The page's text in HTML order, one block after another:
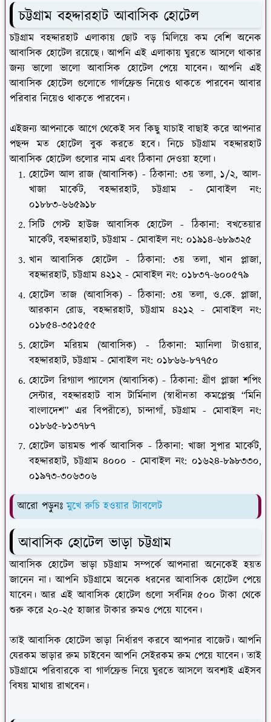
চট্টগ্রাম বহদ্দারহাট আবাসিক হোটেল
চট্টগ্রাম বহদ্দারহাট এলাকায় ছোট বড় মিলিয়ে কম বেশি অনেক
আবাসিক হোটেল রয়েছে। আপনি এই এলাকায় ঘুরতে আসলে থাকার
জন্য ভালো ভালো আবাসিক হোটেল পেয়ে যাবেন। আপনি এই
আবাসিক হোটেল গুলোতে গার্লফ্রেন্ড নিয়েও থাকতে পারবেন আবার
পরিবার নিয়েও থাকতে পারবেন।
এইজন্য আপনাকে আগে থেকেই সব কিছু যাচাই বাছাই করে আপনার
পছন্দ মত হোটেল বুক করতে হবে। নিচে চট্টগ্রাম বহদ্দারহাট
আবাসিক হোটেল গুলোর নাম এবং ঠিকানা দেওয়া হলো।
হোটেল আল রাজ (আবাসিক) - ঠিকানা: ৩য় তলা, ১/২, আল-
খাজা মার্কেট, বহদ্দারহাট, চট্টগ্রাম - মোবাইল নং:
০১৮৮৩-৬৬৫৯১৮
সিটি গেস্ট হাউজ আবাসিক হোটেল - ঠিকানা: বখতেয়ার
মার্কেট, বহদ্দারহাট, চট্টগ্রাম - মোবাইল নং: ০১৯১৪-৬৮৯৩২৫
খান আবাসিক হোটেল - ঠিকানা: ৩য় তলা, খান প্লাজা,
বহদ্দারহাট, চট্টগ্রাম ৪২১২ - মোবাইল নং: ০১৮৩৭-৬০০৫৭৯
হোটেল তাজ (আবাসিক) - ঠিকানা: ৩য় তলা, ও.কে. প্লাজা,
আরকান রোড, বহদ্দারহাট, চট্টগ্রাম ৪২১২ - মোবাইল নং:
০১৮৫৪-৩৫১৫৫৫
হোটেল মরিয়ম (আবাসিক) - ঠিকানা: ম্যানিলা টাওয়ার,
বহদ্দারহাট, চট্টগ্রাম - মোবাইল নং: ০১৮৬৬-৮৭৭৫০
হোটেল রিগ্যাল প্যালেস (আবাসিক) - ঠিকানা: গ্রীণ প্লাজা শপিং
সেন্টার, বহদ্দারহাট বাস টার্মিনাল (স্বাধীনতা কমপ্লেক্স “মিনি
বাংলাদেশ” এর বিপরীতে), চান্দাগাঁ, চট্টগ্রাম - মোবাইল নং:
০১৮৬৫-৮১৩৭৮৭
হোটেল ডায়মন্ড পার্ক আবাসিক - ঠিকানা: খাজা সুপার মার্কেট,
বহদ্দারহাট, চট্টগ্রাম ৪০০০ - মোবাইল নং: ০১৬২৪-৮৯৮৩৩০,
০১৯৭৩-৩০৬৩০৬
আরো পড়ুনঃমুখে রুচি হওয়ার ট্যাবলেট
আবাসিক হোটেল ভাড়া চট্টগ্রাম
আবাসিক হোটেল ভাড়া চট্টগ্রাম সম্পর্কে আপনারা অনেকেই হয়ত
জানেন না। আপনি চট্টগ্রামে অনেক ধরনের আবাসিক হোটেল পেয়ে
যাবেন। আর এই আবাসিক হোটেল গুলো সর্বনিম্ন ৫০০ টাকা থেকে
শুরু করে ২০-২৫ হাজার টাকার রুমও পেয়ে যাবেন।
তাই আবাসিক হোটেল ভাড়া নির্ধারণ করবে আপনার বাজেট। আপনি
যেরকম ভাড়ার রুম চাইবেন আপনি সেইরকম রুম পেয়ে যাবেন। তাই
চট্টগ্রামে পরিবারকে বা গার্লফ্রেন্ড নিয়ে ঘুরতে আসলে অবশ্যই এইসব
বিষয় মাথায় রাখবেন।